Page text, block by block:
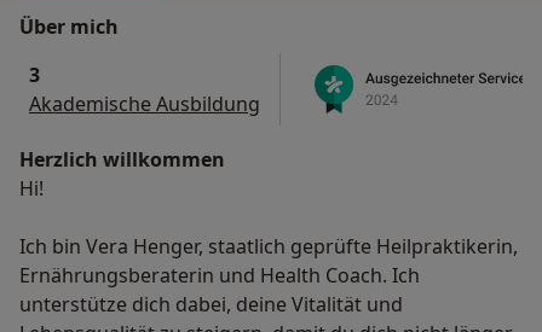
Über mich
3
Akademische Ausbildung
Herzlich willkommen
Hi!
Ich bin Vera Henger, staatlich geprüfte Heilpraktikerin,
Ernährungsberaterin und Health Coach. Ich
unterstütze dich dabei, deine Vitalität und